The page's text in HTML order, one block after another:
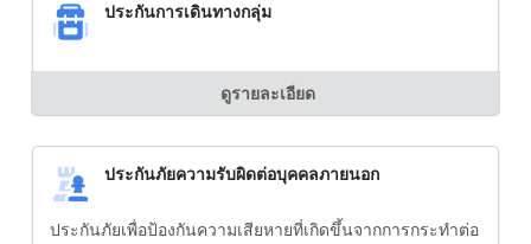
ประกันการเดินทางกลุ่ม
ดูรายละเอียด
ประกันภัยความรับผิดต่อบุคคลภายนอก
ประกันภัยเพื่อป้องกันความเสียหายที่เกิดขึ้นจากการกระทำต่อ